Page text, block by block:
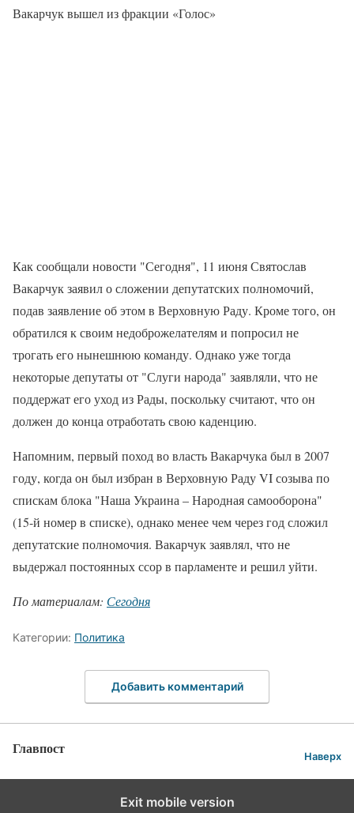
Вакарчук вышел из фракции «Голос»
Как сообщали новости "Сегодня", 11 июня Святослав
Вакарчук заявил о сложении депутатских полномочий,
подав заявление об этом в Верховную Раду. Кроме того, он
обратился к своим недоброжелателям и попросил не
трогать его нынешнюю команду. Однако уже тогда
некоторые депутаты от "Слуги народа" заявляли, что не
поддержат его уход из Рады, поскольку считают, что он
должен до конца отработать свою каденцию.
Напомним, первый поход во власть Вакарчука был в 2007
году, когда он был избран в Верховную Раду VI созыва по
спискам блока "Наша Украина – Народная самооборона"
(15-й номер в списке), однако менее чем через год сложил
депутатские полномочия. Вакарчук заявлял, что не
выдержал постоянных ссор в парламенте и решил уйти.
По материалам: Сегодня
Категории: Политика
Добавить комментарий
Главпост Наверх
Exit mobile version